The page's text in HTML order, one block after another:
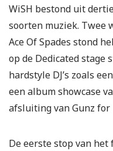
WiSH bestond uit
soorten muziek. Twee
Ace Of Spades stond
op de Dedicated stage
hardstyle DJ’s zoals
een album showcase
afsluiting van Gunz for
De eerste stop van het